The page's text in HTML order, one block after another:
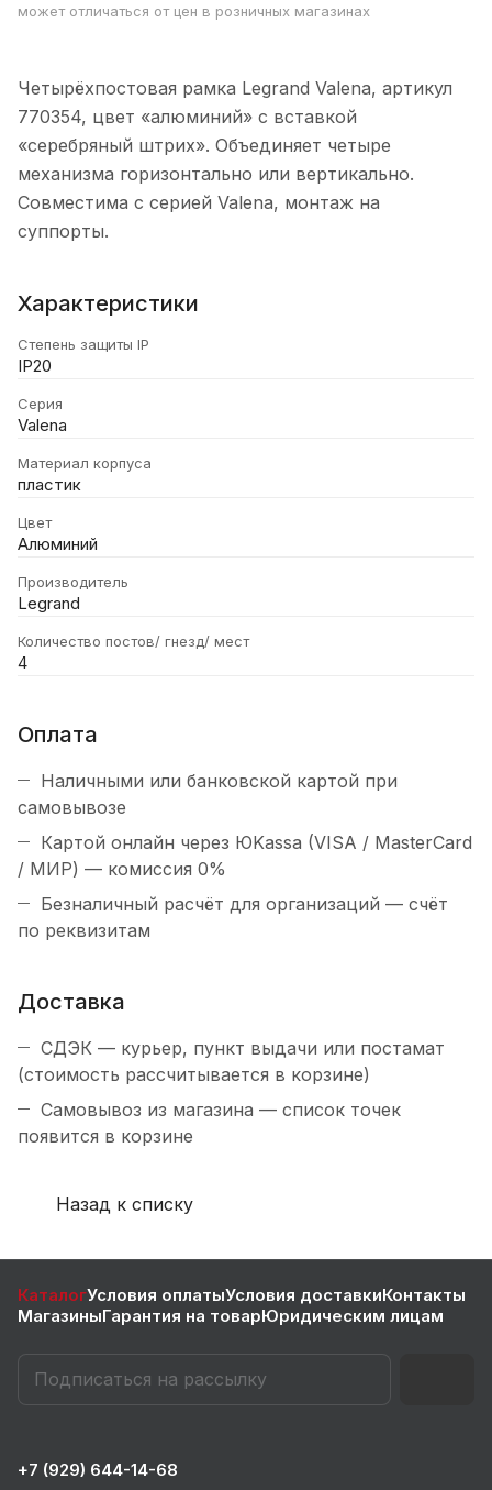
может отличаться от цен в розничных магазинах
Четырёхпостовая рамка Legrand Valena, артикул
770354, цвет «алюминий» с вставкой
«серебряный штрих». Объединяет четыре
механизма горизонтально или вертикально.
Совместима с серией Valena, монтаж на
суппорты.
Характеристики
Степень защиты IP
IP20
Серия
Valena
Материал корпуса
пластик
Цвет
Алюминий
Производитель
Legrand
Количество постов/ гнезд/ мест
4
Оплата
Наличными или банковской картой при
самовывозе
Картой онлайн через ЮKassa (VISA / MasterCard
/ МИР) — комиссия 0%
Безналичный расчёт для организаций — счёт
по реквизитам
Доставка
СДЭК — курьер, пункт выдачи или постамат
(стоимость рассчитывается в корзине)
Самовывоз из магазина — список точек
появится в корзине
Назад к списку
КаталогУсловия оплатыУсловия доставкиКонтакты
МагазиныГарантия на товарЮридическим лицам
+7 (929) 644-14-68